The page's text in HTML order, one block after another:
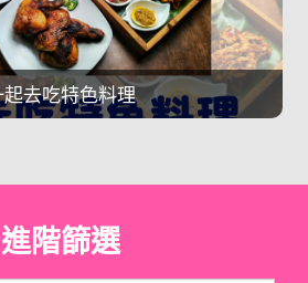
單身游泳
進階篩選